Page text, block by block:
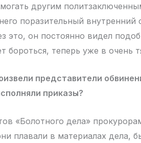
другим
поразительный внутренний
это, он постоянно видел
бороться, теперь уже в очень
представители
приказы?
«Болотного дела»
плавали в материалах дела,